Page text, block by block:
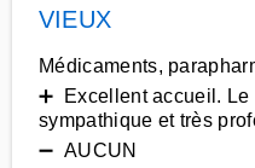
VIEUX
Médicaments,
➕ Excellent accueil. Le
sympathique et très
➖ AUCUN